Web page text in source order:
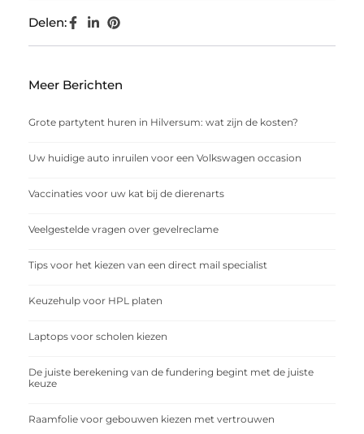
Delen:
Meer Berichten
Grote partytent huren in Hilversum: wat zijn de kosten?
Uw huidige auto inruilen voor een Volkswagen occasion
Vaccinaties voor uw kat bij de dierenarts
Veelgestelde vragen over gevelreclame
Tips voor het kiezen van een direct mail specialist
Keuzehulp voor HPL platen
Laptops voor scholen kiezen
De juiste berekening van de fundering begint met de juiste
keuze
Raamfolie voor gebouwen kiezen met vertrouwen